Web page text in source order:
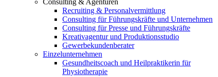
Consulting & Agenturen
Recruiting & Personalvermittlung
Consulting für Führungskräfte und Unternehmen
Consulting für Presse und Führungskräfte
Kreativagentur und Produktionsstudio
Gewerbekundenberater
Einzelunternehmen
Gesundheitscoach und Heilpraktikerin für
Physiotherapie